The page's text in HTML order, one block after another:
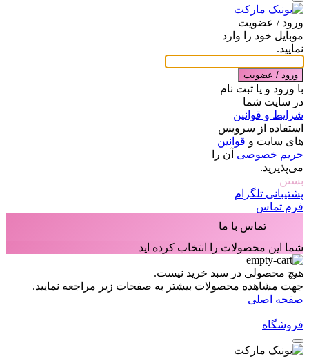
ورود / عضویت
موبایل خود را وارد
نمایید.
ورود / عضویت
با ورود و یا ثبت نام
در سایت شما
شرایط و قوانین
استفاده از سرویس
های سایت و قوانین
حریم خصوصی آن را
می‌پذیرید.
بستن
پشتیبانی تلگرام
فرم تماس
تماس با ما
شما این محصولات را انتخاب کرده اید
هیچ محصولی در سبد خرید نیست.
جهت مشاهده محصولات بیشتر به صفحات زیر مراجعه نمایید.
صفحه اصلی
فروشگاه